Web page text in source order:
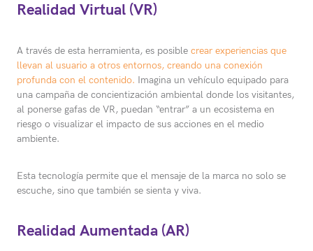
Realidad Virtual (VR)
A través de esta herramienta, es posible crear experiencias que
llevan al usuario a otros entornos, creando una conexión
profunda con el contenido. Imagina un vehículo equipado para
una campaña de concientización ambiental donde los visitantes,
al ponerse gafas de VR, puedan “entrar” a un ecosistema en
riesgo o visualizar el impacto de sus acciones en el medio
ambiente.
Esta tecnología permite que el mensaje de la marca no solo se
escuche, sino que también se sienta y viva.
Realidad Aumentada (AR)